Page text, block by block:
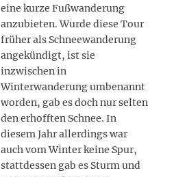
eine kurze Fußwanderung
anzubieten. Wurde diese Tour
früher als Schneewanderung
angekündigt, ist sie
inzwischen in
Winterwanderung umbenannt
worden, gab es doch nur selten
den erhofften Schnee. In
diesem Jahr allerdings war
auch vom Winter keine Spur,
stattdessen gab es Sturm und